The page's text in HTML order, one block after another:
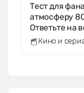
Тест для
атмосферу
Ответьте на
Кино и